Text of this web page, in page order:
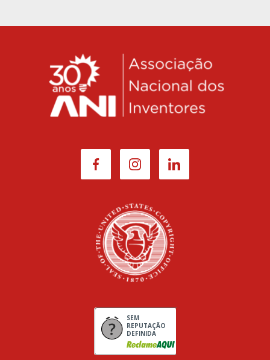
SEM
REPUTAÇÃO
DEFINIDA